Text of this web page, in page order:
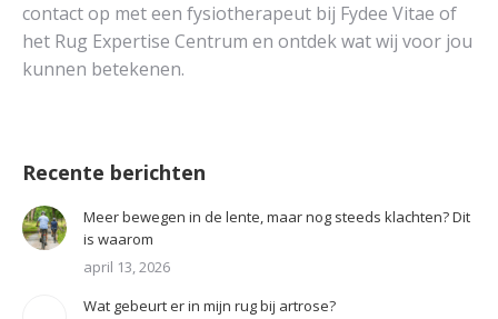
contact op met een fysiotherapeut bij Fydee Vitae of
het Rug Expertise Centrum en ontdek wat wij voor jou
kunnen betekenen.
Recente berichten
Meer bewegen in de lente, maar nog steeds klachten? Dit
is waarom
april 13, 2026
Wat gebeurt er in mijn rug bij artrose?